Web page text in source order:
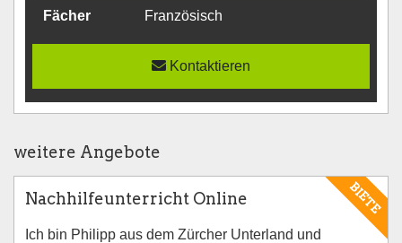
Fächer Französisch
Kontaktieren
weitere Angebote
BIETE
Nachhilfeunterricht Online
Ich bin Philipp aus dem Zürcher Unterland und